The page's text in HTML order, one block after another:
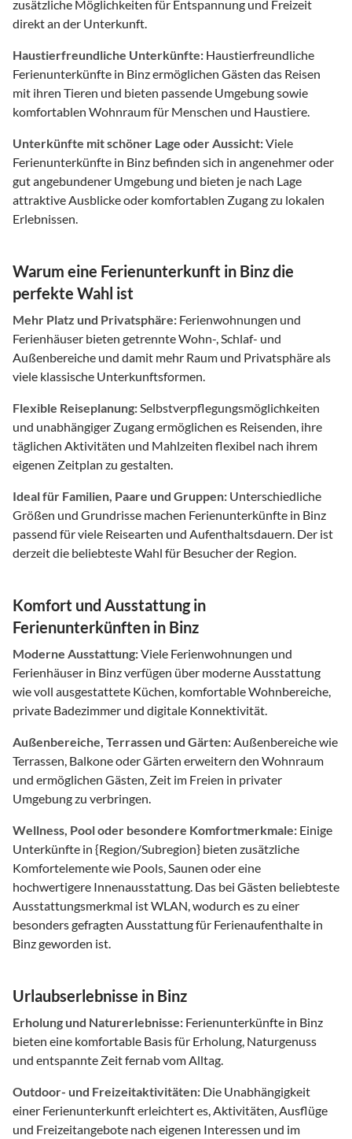
zusätzliche Möglichkeiten für Entspannung und Freizeit
direkt an der Unterkunft.
Haustierfreundliche Unterkünfte: Haustierfreundliche
Ferienunterkünfte in Binz ermöglichen Gästen das Reisen
mit ihren Tieren und bieten passende Umgebung sowie
komfortablen Wohnraum für Menschen und Haustiere.
Unterkünfte mit schöner Lage oder Aussicht:Viele
Ferienunterkünfte in Binz befinden sich in angenehmer oder
gut angebundener Umgebung und bieten je nach Lage
attraktive Ausblicke oder komfortablen Zugang zu lokalen
Erlebnissen.
Warum eine Ferienunterkunft in Binz die
perfekte Wahl ist
Mehr Platz und Privatsphäre: Ferienwohnungen und
Ferienhäuser bieten getrennte Wohn-, Schlaf- und
Außenbereiche und damit mehr Raum und Privatsphäre als
viele klassische Unterkunftsformen.
Flexible Reiseplanung: Selbstverpflegungsmöglichkeiten
und unabhängiger Zugang ermöglichen es Reisenden, ihre
täglichen Aktivitäten und Mahlzeiten flexibel nach ihrem
eigenen Zeitplan zu gestalten.
Ideal für Familien, Paare und Gruppen: Unterschiedliche
Größen und Grundrisse machen Ferienunterkünfte in Binz
passend für viele Reisearten und Aufenthaltsdauern. Der ist
derzeit die beliebteste Wahl für Besucher der Region.
Komfort und Ausstattung in
Ferienunterkünften in Binz
Moderne Ausstattung:Viele Ferienwohnungen und
Ferienhäuser in Binz verfügen über moderne Ausstattung
wie voll ausgestattete Küchen, komfortable Wohnbereiche,
private Badezimmer und digitale Konnektivität.
Außenbereiche, Terrassen und Gärten: Außenbereiche wie
Terrassen, Balkone oder Gärten erweitern den Wohnraum
und ermöglichen Gästen, Zeit im Freien in privater
Umgebung zu verbringen.
Wellness, Pool oder besondere Komfortmerkmale: Einige
Unterkünfte in {Region/Subregion} bieten zusätzliche
Komfortelemente wie Pools, Saunen oder eine
hochwertigere Innenausstattung. Das bei Gästen beliebteste
Ausstattungsmerkmal ist WLAN, wodurch es zu einer
besonders gefragten Ausstattung für Ferienaufenthalte in
Binz geworden ist.
Urlaubserlebnisse in Binz
Erholung und Naturerlebnisse: Ferienunterkünfte in Binz
bieten eine komfortable Basis für Erholung, Naturgenuss
und entspannte Zeit fernab vom Alltag.
Outdoor- und Freizeitaktivitäten: Die Unabhängigkeit
einer Ferienunterkunft erleichtert es, Aktivitäten, Ausflüge
und Freizeitangebote nach eigenen Interessen und im